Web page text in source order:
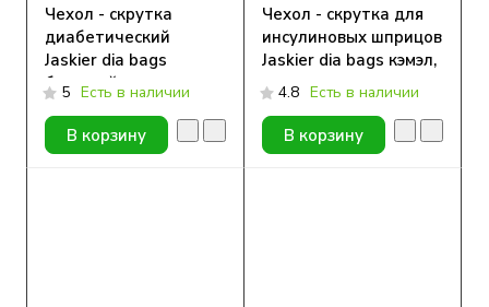
Чехол - скрутка
диабетический
Jaskier dia bags
бежевый,
натуральная кожа
5 Есть в наличии
В корзину
Чехол - скрутка для
инсулиновых шприцов
Jaskier dia bags кэмэл,
натуральная кожа
4.8 Есть в наличии
В корзину